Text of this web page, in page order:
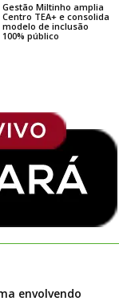
Gestão Miltinho amplia
Centro TEA+ e consolida
modelo de inclusão
100% público
envolvendo